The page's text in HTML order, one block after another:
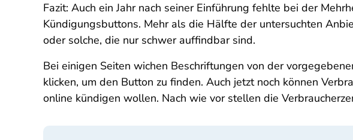
Fazit: Auch ein Jahr nach seiner Einführung fehlte bei der
Kündigungsbuttons. Mehr als die Hälfte der untersuchten
oder solche, die nur schwer auffindbar sind.
Bei einigen Seiten wichen Beschriftungen von der
klicken, um den Button zu finden. Auch jetzt noch können
online kündigen wollen. Nach wie vor stellen die